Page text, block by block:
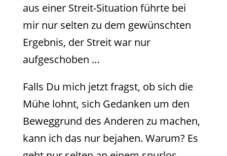
aus einer Streit-Situation führte bei
mir nur selten zu dem gewünschten
Ergebnis, der Streit war nur
aufgeschoben …
Falls Du mich jetzt fragst, ob sich die
Mühe lohnt, sich Gedanken um den
Beweggrund des Anderen zu machen,
kann ich das nur bejahen. Warum? Es